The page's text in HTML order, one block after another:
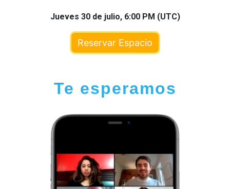
Jueves 30 de julio, 6:00 PM (UTC)
Reservar Espacio
Te esperamos